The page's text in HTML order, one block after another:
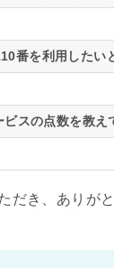
番を利用したい
スの点数を教え
だき、ありが